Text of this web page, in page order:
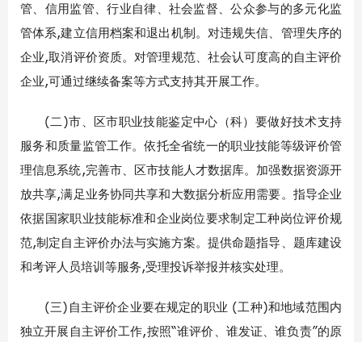
管、信用监管、行业自律、社会监督、公众参与的多元化监
管体系,建立信用档案和退出机制。对违规失信、管理失序的
企业,取消评价资质。对管理规范、社会认可度高的自主评价
企业,可通过继续备案等方式支持其开展工作。
(二)市、区市职业技能鉴定中心（科）要做好技术支持
服务和质量监管工作。依托全省统一的职业技能等级评价管
理信息系统,完善市、区市技能人才数据库。加强数据资源开
放共享,满足业务协同共享和大数据分析应用需要。指导企业
依据国家职业技能标准和企业岗位要求制定工种岗位评价规
范,制定自主评价办法与实施方案。提供命题指导、题库建设
和考评人员培训等服务,受理投诉举报并核实处理。
(三)自主评价企业要在规定的职业 (工种)和地域范围内
独立开展自主评价工作,按照“谁评价、谁发证、谁负责”的原